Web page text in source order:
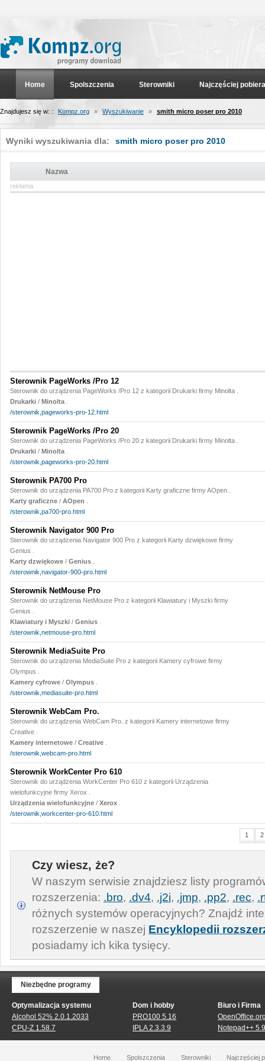
Home Spolszczenia Sterowniki Najczęściej
Znajdujesz się w: : Kompz.org » Wyszukiwanie » smith micro poser pro 2010
Wyniki wyszukiwania dla: smith micro poser pro 2010
Nazwa
reklama
Sterownik PageWorks /Pro 12
Sterownik do urządzenia PageWorks /Pro 12 z kategorii Drukarki firmy Minolta .
Drukarki / Minolta
/sterownik,pageworks-pro-12.html
Sterownik PageWorks /Pro 20
Sterownik do urządzenia PageWorks /Pro 20 z kategorii Drukarki firmy Minolta .
Drukarki / Minolta
/sterownik,pageworks-pro-20.html
Sterownik PA700 Pro
Sterownik do urządzenia PA700 Pro z kategorii Karty graficzne firmy AOpen .
Karty graficzne / AOpen
/sterownik,pa700-pro.html
Sterownik Navigator 900 Pro
Sterownik do urządzenia Navigator 900 Pro z kategorii Karty dzwiękowe firmy
Genius .
Karty dzwiękowe / Genius
/sterownik,navigator-900-pro.html
Sterownik NetMouse Pro
Sterownik do urządzenia NetMouse Pro z kategorii Klawiatury i Myszki firmy
Genius .
Klawiatury i Myszki / Genius
/sterownik,netmouse-pro.html
Sterownik MediaSuite Pro
Sterownik do urządzenia MediaSuite Pro z kategorii Kamery cyfrowe firmy
Olympus .
Kamery cyfrowe / Olympus
/sterownik,mediasuite-pro.html
Sterownik WebCam Pro.
Sterownik do urządzenia WebCam Pro. z kategorii Kamery internetowe firmy
Creative .
Kamery internetowe / Creative
/sterownik,webcam-pro.html
Sterownik WorkCenter Pro 610
Sterownik do urządzenia WorkCenter Pro 610 z kategorii Urządzenia
wielofunkcyjne firmy Xerox .
Urządzenia wielofunkcyjne / Xerox
/sterownik,workcenter-pro-610.html
1 2
Czy wiesz, że?
W naszym serwisie znajdziesz listy
rozszerzenia: .bro, .dv4, .j2i, .jmp, .pp2, .rec,
różnych systemów operacyjnych? Znajdź
rozszerzenie w naszej Encyklopedii
posiadamy ich kika tysięcy.
Niezbędne programy
Optymalizacja systemu
Alcohol 52% 2.0.1.2033
CPU-Z 1.58.7
Dom i hobby
PRO100 5.16
IPLA 2.3.3.9
Biuro i Firma
Notepad++
Home Spolszczenia Sterowniki Najczęściej